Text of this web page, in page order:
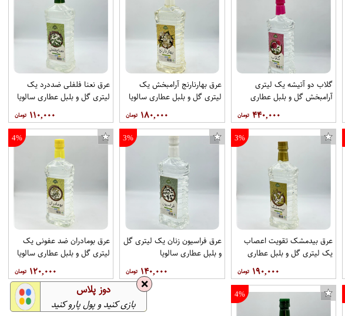
گلاب دو آتیشه یک لیتری
آرامبخش گل و بلبل عطاری
۴۴۰,۰۰۰
عرق بهارنارنج آرامبخش یک
لیتری گل و بلبل عطاری سالویا
۱۸۰,۰۰۰
عرق نعنا فلفلی ضددرد یک
لیتری گل و بلبل عطاری سالویا
۱۱۰,۰۰۰
3%
عرق بیدمشک تقویت اعصاب
یک لیتری گل و بلبل عطاری
۱۹۰,۰۰۰
3%
عرق فراسیون زنان یک لیتری گل
و بلبل عطاری سالویا
۱۴۰,۰۰۰
4%
عرق بومادران ضد عفونی یک
لیتری گل و بلبل عطاری سالویا
۱۲۰,۰۰۰
4%
❌ دوز پلاس
بازی کنید و پول پارو کنید